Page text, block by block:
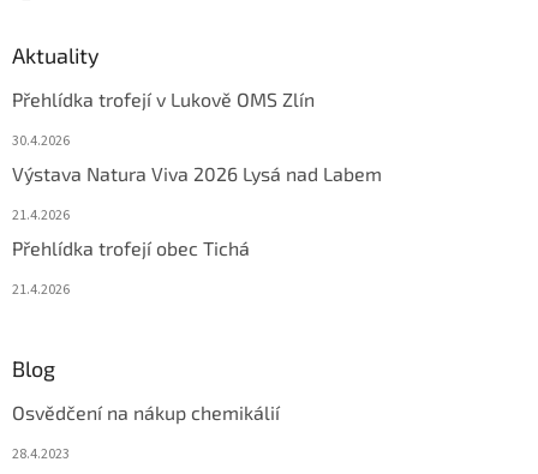
Aktuality
Přehlídka trofejí v Lukově OMS Zlín
30.4.2026
Výstava Natura Viva 2026 Lysá nad Labem
21.4.2026
Přehlídka trofejí obec Tichá
21.4.2026
Blog
Osvědčení na nákup chemikálií
28.4.2023